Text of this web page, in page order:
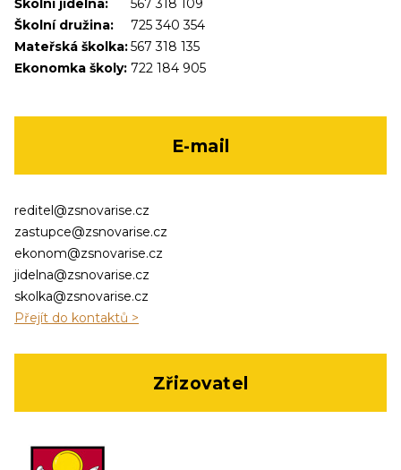
Školní jídelna:
567 318 109
Školní družina:
725 340 354
Mateřská školka:567 318 135
Ekonomka školy: 722 184 905
E-mail
reditel@zsnovarise.cz
zastupce@zsnovarise.cz
ekonom@zsnovarise.cz
jidelna@zsnovarise.cz
skolka@zsnovarise.cz
Přejít do kontaktů >
Zřizovatel